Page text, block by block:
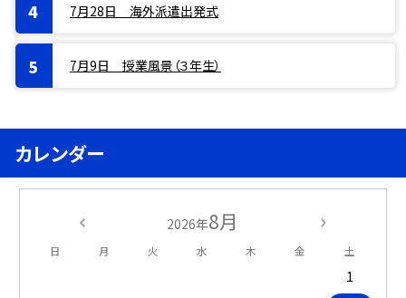
7月28日 海外派遣出発式
7月9日 授業風景（３年生）
カレンダー
2026年8月
日 月 火 水 木 金 土
1